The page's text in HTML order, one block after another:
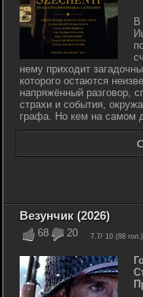
В
нему приходит
которого остаются
напряжённый разговор,
страхи и события,
графа. Но кем на самом
68 20 7.7/ 10 (88 гол.)
Везунчик (2026)